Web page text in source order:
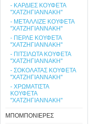
- ΚΑΡΔΙΕΣ ΚΟΥΦΕΤΑ
''ΧΑΤΖΗΓΙΑΝΝΑΚΗ''
- ΜΕΤΑΛΛΙΖΕ ΚΟΥΦΕΤΑ
''ΧΑΤΖΗΓΙΑΝΝΑΚΗ''
- ΠΕΡΛΕ ΚΟΥΦΕΤΑ
''ΧΑΤΖΗΓΙΑΝΝΑΚΗ''
- ΠΙΤΣΙΛΩΤΑ ΚΟΥΦΕΤΑ
''ΧΑΤΖΗΓΙΑΝΝΑΚΗ''
- ΣΟΚΟΛΑΤΑΣ ΚΟΥΦΕΤΑ
''ΧΑΤΖΗΓΙΑΝΝΑΚΗ''
- ΧΡΩΜΑΤΙΣΤΑ
ΚΟΥΦΕΤΑ
''ΧΑΤΖΗΓΙΑΝΝΑΚΗ''
ΜΠΟΜΠΟΝΙΕΡΕΣ